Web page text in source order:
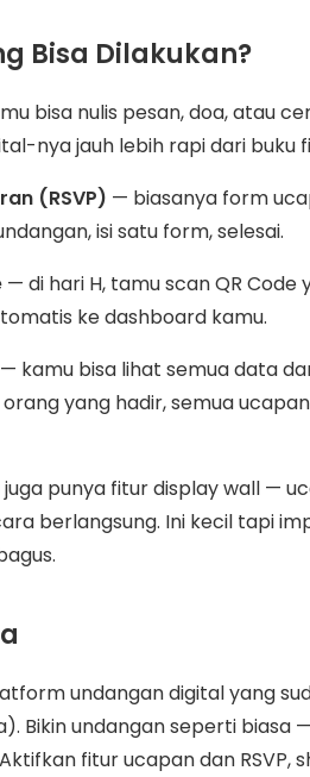
Bisa Dilakukan?
bisa nulis pesan, doa, atau
nya jauh lebih rapi dari buku
(RSVP) — biasanya form
isi satu form, selesai.
— di hari H, tamu scan QR
ke dashboard kamu.
— kamu bisa lihat semua data
yang hadir, semua
punya fitur display wall —
berlangsung. Ini kecil tapi
undangan digital yang
Bikin undangan seperti biasa
fitur ucapan dan RSVP,